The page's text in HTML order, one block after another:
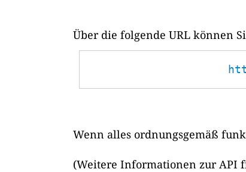
Über die folgende URL können
Wenn alles ordnungsgemäß
(Weitere Informationen zur API